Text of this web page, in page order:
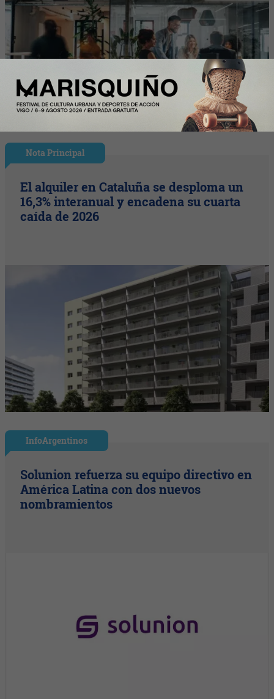
Nota Principal
El alquiler en Cataluña se desploma un
16,3% interanual y encadena su cuarta
caída de 2026
InfoArgentinos
Solunion refuerza su equipo directivo en
América Latina con dos nuevos
nombramientos